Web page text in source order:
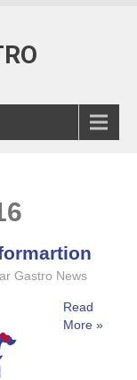
Gastro News
Read
More »